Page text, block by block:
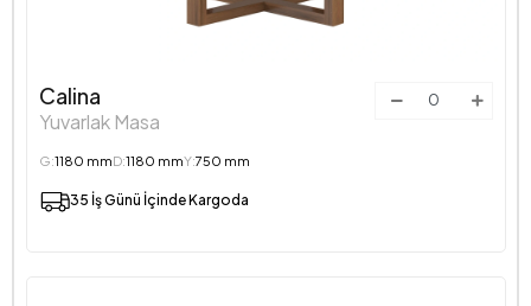
Calina
Yuvarlak Masa
G:1180 mmD:1180 mmY:750 mm
35 İş Günü İçinde Kargoda